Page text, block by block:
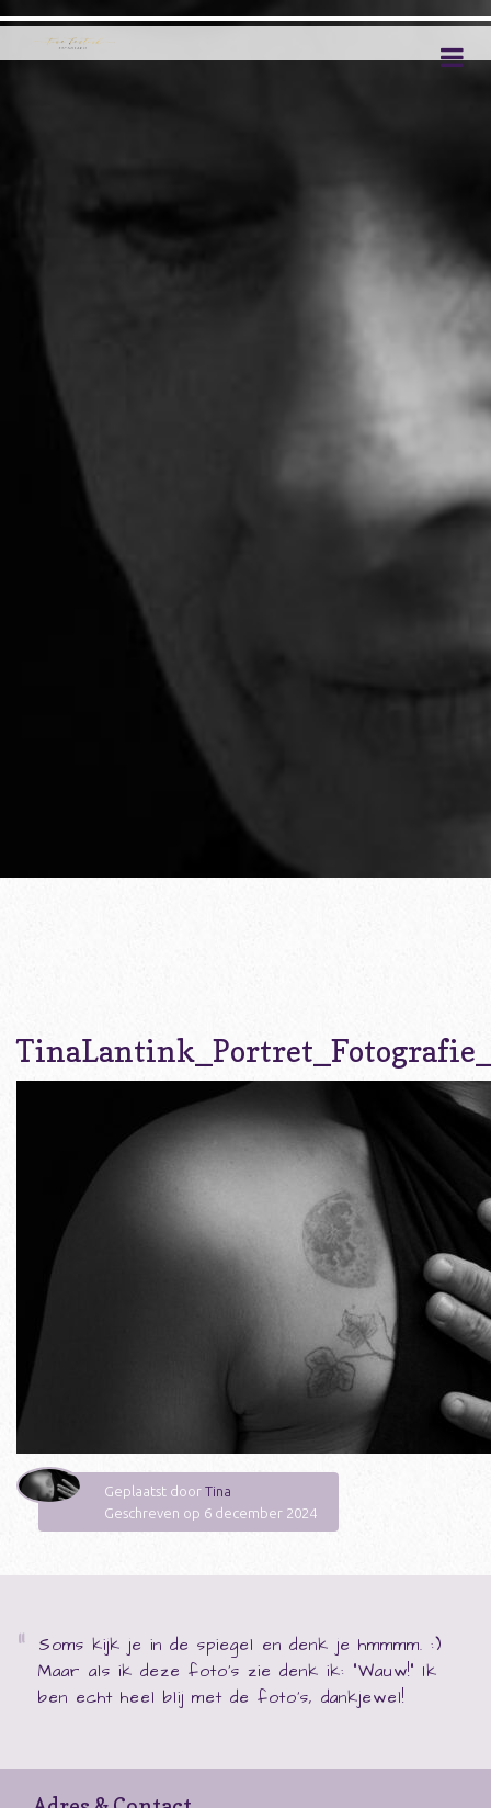
Geplaatst door Tina
Geschreven op 6 december 2024
Soms kijk je in de spiegel en denk je hmmmm. :)
Maar als ik deze foto's zie denk ik: "Wauw!" Ik
ben echt heel blij met de foto's, dankjewel!